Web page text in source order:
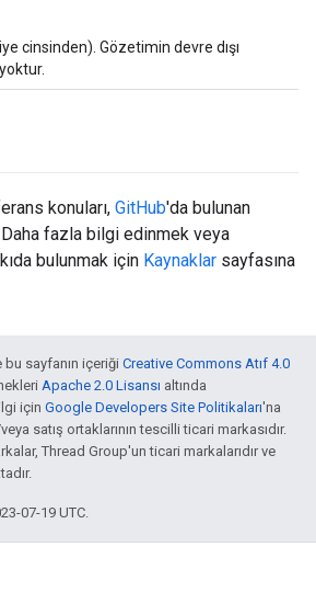
cinsinden). Gözetimin devre dışı
konuları, GitHub'da bulunan
fazla bilgi edinmek veya
bulunmak için Kaynaklar sayfasına
sayfanın içeriği Creative Commons Atıf 4.0
Apache 2.0 Lisansı altında
için Google Developers Site Politikaları'na
satış ortaklarının tescilli ticari markasıdır.
Thread Group'un ticari markalarıdır ve
07-19 UTC.